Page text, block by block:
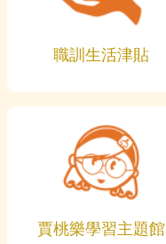
職訓生活津貼
賈桃樂學習主題館